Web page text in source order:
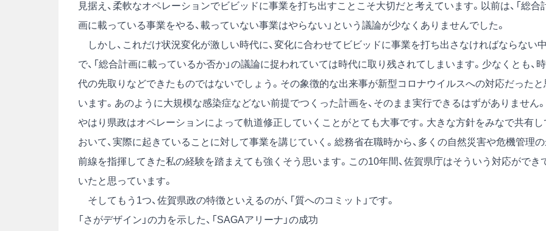
見据え、柔軟なオペレーションでビビッドに事業を打ち出すことこそ大切だと考えています。以前は、「総合
画に載っている事業をやる、載っていない事業はやらない」という議論が少なくありませんでした。
しかし、これだけ状況変化が激しい時代に、変化に合わせてビビッドに事業を打ち出さなければならない中
で、「総合計画に載っているか否か」の議論に捉われていては時代に取り残されてしまいます。少なくとも、時
代の先取りなどできたものではないでしょう。その象徴的な出来事が新型コロナウイルスへの対応だったと
います。あのように大規模な感染症などない前提でつくった計画を、そのまま実行できるはずがありません。
やはり県政はオペレーションによって軌道修正していくことがとても大事です。大きな方針をみなで共有し
おいて、実際に起きていることに対して事業を講じていく。総務省在職時から、多くの自然災害や危機管理
前線を指揮してきた私の経験を踏まえても強くそう思います。この10年間、佐賀県庁はそういう対応ができ
いたと思っています。
そしてもう1つ、佐賀県政の特徴といえるのが、「質へのコミット」です。
「さがデザイン」の力を示した、「SAGAアリーナ」の成功